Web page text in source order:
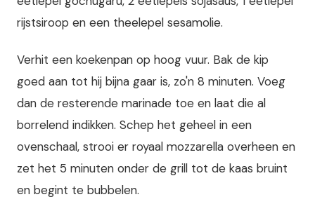
rijstsiroop en een theelepel sesamolie.
Verhit een koekenpan op hoog vuur. Bak de kip
goed aan tot hij bijna gaar is, zo'n 8 minuten. Voeg
dan de resterende marinade toe en laat die al
borrelend indikken. Schep het geheel in een
ovenschaal, strooi er royaal mozzarella overheen en
zet het 5 minuten onder de grill tot de kaas bruint
en begint te bubbelen.